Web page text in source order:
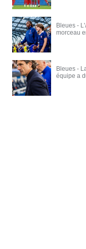
Bleues -
morceau
Bleues -
équipe a